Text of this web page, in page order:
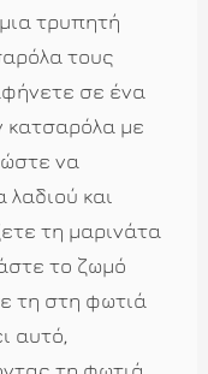
τρυπητή
τους
σε ένα
κατσαρόλα με
να
και
τη μαρινάτα
το ζωμό
τη στη φωτιά
αυτό,